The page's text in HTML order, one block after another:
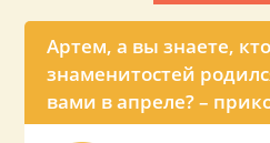
Артем, а вы знаете,
знаменитостей
вами в апреле? –
звонок с именным